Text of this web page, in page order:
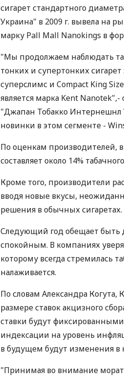
сигарет стандартного
Украина" в 2009 г. вывела на
марку Pall Mall Nanokings в
"Мы продолжаем наблюдать
тонких и супертонких
суперслимс и Compact King
является марка Kent
"Джапан Тобакко Интернешнл
новинки в этом сегменте -
По оценкам производителей,
составляет около 14%
Кроме того, производители
вводя новые вкусы,
решения в обычных сигаретах.
Следующий год обещает быть
спокойным. В компаниях
которому всегда стремилась
налаживается.
По словам Александра Когута,
размере ставок акцизного
ставки будут
индексации на уровень
в будущем будут изменения в
"Принимая во внимание